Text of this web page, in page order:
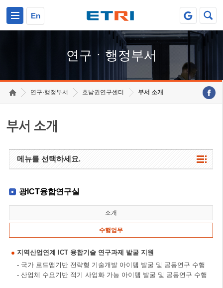
En
연구ㆍ행정부서
연구·행정부서 호남권연구센터 부서 소개
부서 소개
메뉴를 선택하세요.
광ICT융합연구실
소개
수행업무
지역산업연계 ICT 융합기술 연구과제 발굴 지원
- 국가 로드맵기반 전략형 기술개발 아이템 발굴 및 공동연구 수행
- 산업체 수요기반 적기 사업화 가능 아이템 발굴 및 공동연구 수행